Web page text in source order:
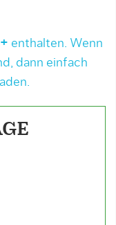
enthalten. Wenn
dann einfach